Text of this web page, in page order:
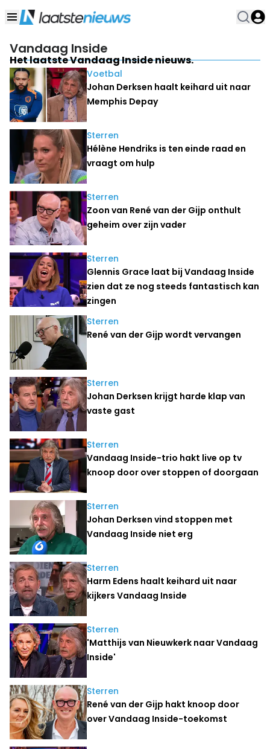
Vandaag Inside
Het laatste Vandaag Inside nieuws.
Voetbal
Johan Derksen haalt keihard uit naar
Memphis Depay
Sterren
Hélène Hendriks is ten einde raad en
vraagt om hulp
Sterren
Zoon van René van der Gijp onthult
geheim over zijn vader
Sterren
Glennis Grace laat bij Vandaag Inside
zien dat ze nog steeds fantastisch kan
zingen
Sterren
René van der Gijp wordt vervangen
Sterren
Johan Derksen krijgt harde klap van
vaste gast
Sterren
Vandaag Inside-trio hakt live op tv
knoop door over stoppen of doorgaan
Sterren
Johan Derksen vind stoppen met
Vandaag Inside niet erg
Sterren
Harm Edens haalt keihard uit naar
kijkers Vandaag Inside
Sterren
'Matthijs van Nieuwkerk naar Vandaag
Inside'
Sterren
René van der Gijp hakt knoop door
over Vandaag Inside-toekomst